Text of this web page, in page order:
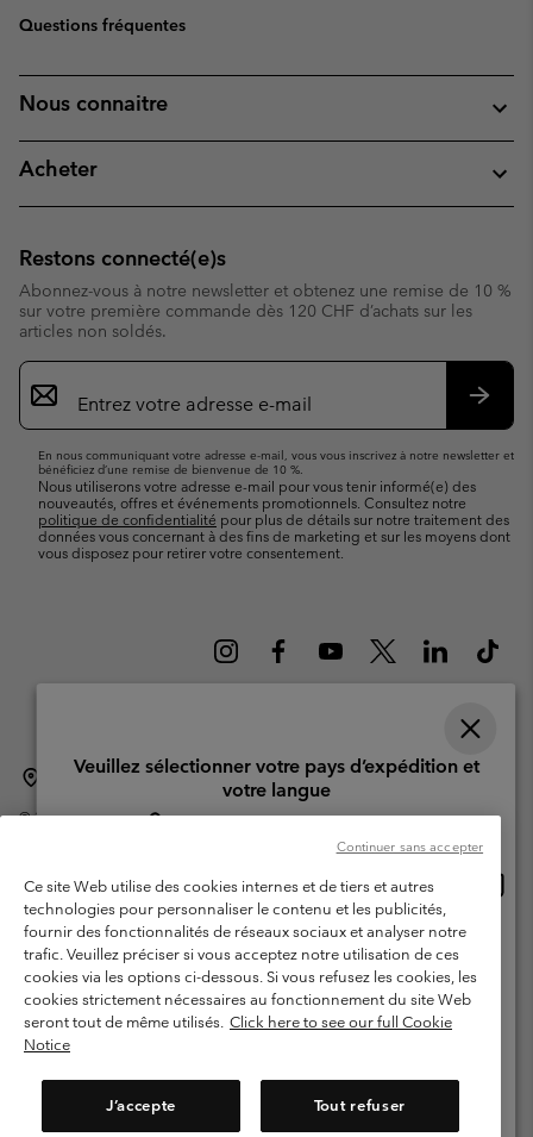
Questions fréquentes
Nous connaitre
Acheter
Restons connecté(e)s
Abonnez-vous à notre newsletter et obtenez une remise de 10 %
sur votre première commande dès 120 CHF d’achats sur les
articles non soldés.
Inscription
par
e-
En nous communiquant votre adresse e-mail, vous vous inscrivez à notre newsletter et
bénéficiez d’une remise de bienvenue de 10 %.
Nous utiliserons votre adresse e-mail pour vous tenir informé(e) des
nouveautés, offres et événements promotionnels. Consultez notre
politique de confidentialité pour plus de détails sur notre traitement des
données vous concernant à des fins de marketing et sur les moyens dont
vous disposez pour retirer votre consentement.
Suisse (français) | English ›| Deutsch › | italiano ›
©2026Columbia Sportswear Company. Avenue des Morgines, 12 1213
Garanties Légales
Politique de confidentialité
Conditions d'utilisation - Membres
Conditions D'utilisation - Contenu généré par l'utilisateur
Impressum
Cookies
Ce site Web utilise des cookies internes et de tiers et autres
technologies pour personnaliser le contenu et les publicités,
fournir des fonctionnalités de réseaux sociaux et analyser notre
trafic. Veuillez préciser si vous acceptez notre utilisation de ces
cookies via les options ci-dessous. Si vous refusez les cookies, les
cookies strictement nécessaires au fonctionnement du site Web
seront tout de même utilisés. Click here to see our full Cookie
Notice
J’accepte Tout refuser
Continuer sans accepter
Veuillez sélectionner votre pays d’expédition et
votre langue
United States
Switzerland-English
Switzerland-Deutsch
Switzerland-Italiano